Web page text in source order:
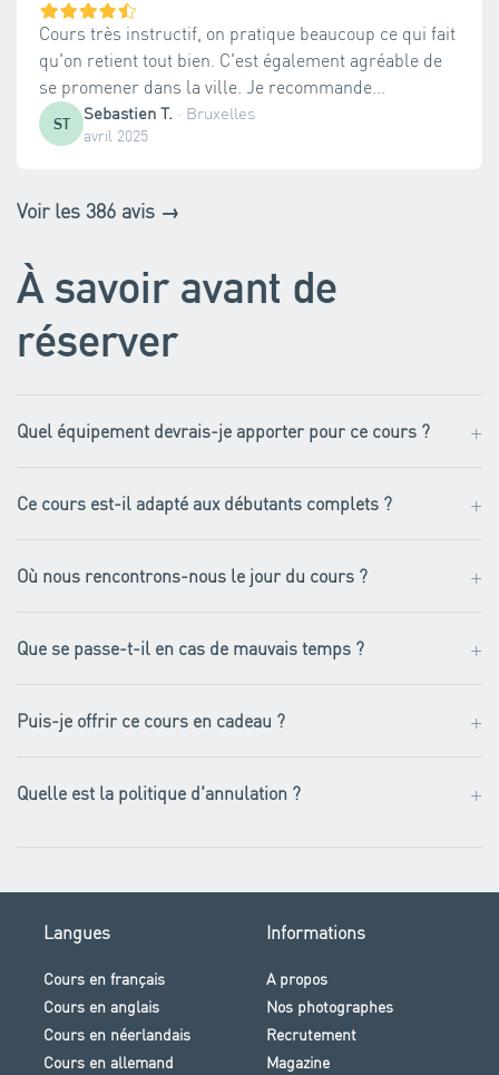
Cours très instructif, on pratique beaucoup ce qui fait
qu'on retient tout bien. C'est également agréable de
se promener dans la ville. Je recommande...
ST Sebastien T. · Bruxelles
avril 2025
Voir les 386 avis →
À savoir avant de
réserver
Quel équipement devrais-je apporter pour ce cours ? +
Ce cours est-il adapté aux débutants complets ? +
Où nous rencontrons-nous le jour du cours ? +
Que se passe-t-il en cas de mauvais temps ? +
Puis-je offrir ce cours en cadeau ? +
Quelle est la politique d'annulation ? +
Langues
Cours en français
Cours en anglais
Cours en néerlandais
Cours en allemand
Informations
A propos
Nos photographes
Recrutement
Magazine